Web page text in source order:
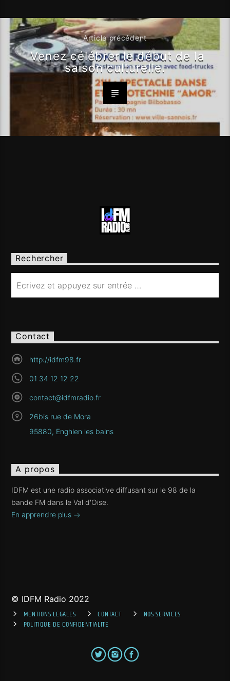
Article précédent
Venez célébrer le début de la
saison culturelle.
Rechercher
Contact
http://idfm98.fr
01 34 12 12 22
contact@idfmradio.fr
26bis rue de Mora
95880, Enghien les bains
A propos
IDFM est une radio associative diffusant sur le 98 de la
bande FM dans le Val d'Oise.
En apprendre plus
© IDFM Radio 2022
MENTIONS LÉGALES CONTACT
NOS SERVICES
POLITIQUE DE CONFIDENTIALITÉ